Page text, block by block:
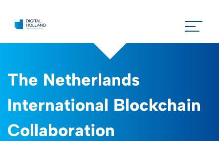
The Netherlands
International Blockchain
Collaboration